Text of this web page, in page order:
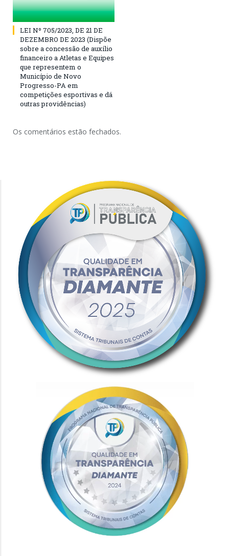
LEI Nº 705/2023, DE 21 DE
DEZEMBRO DE 2023 (Dispõe
sobre a concessão de auxílio
financeiro a Atletas e Equipes
que representem o
Município de Novo
Progresso-PA em
competições esportivas e dá
outras providências)
Os comentários estão fechados.